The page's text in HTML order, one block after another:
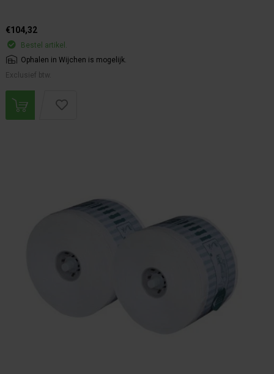
€104,32
Bestel artikel.
Ophalen in Wijchen is mogelijk.
Exclusief btw.